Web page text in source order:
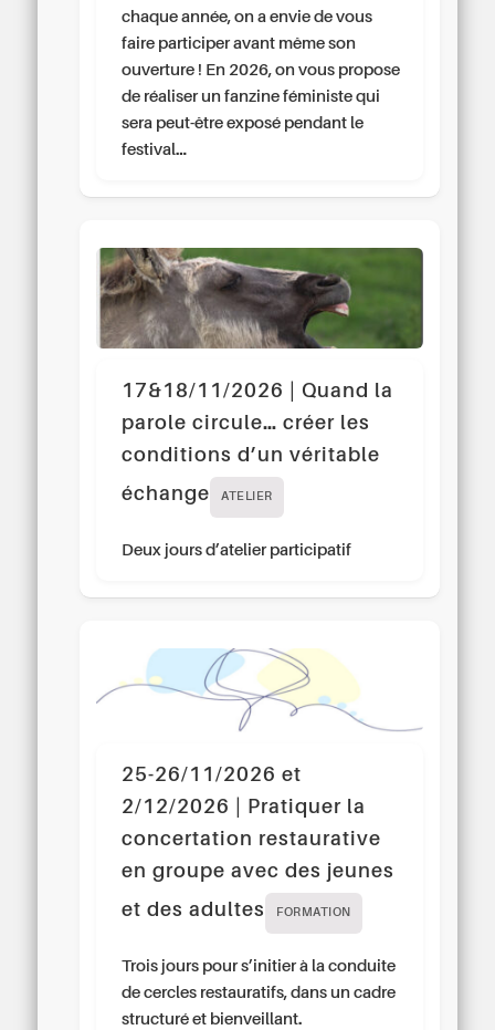
chaque année, on a envie de vous
faire participer avant même son
ouverture ! En 2026, on vous propose
de réaliser un fanzine féministe qui
sera peut-être exposé pendant le
festival…
17&18/11/2026 | Quand la
parole circule… créer les
conditions d’un véritable
échange
ATELIER
Deux jours d’atelier participatif
25-26/11/2026 et
2/12/2026 | Pratiquer la
concertation restaurative
en groupe avec des jeunes
et des adultes
FORMATION
Trois jours pour s’initier à la conduite
de cercles restauratifs, dans un cadre
structuré et bienveillant.